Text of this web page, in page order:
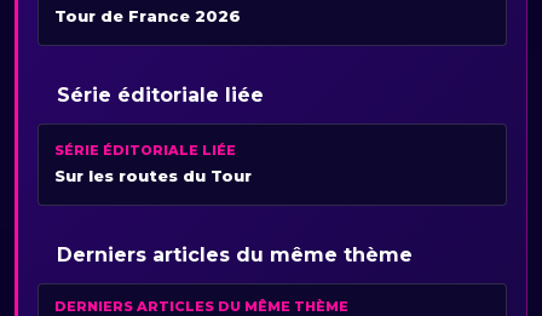
Tour de France 2026
Série éditoriale liée
SÉRIE ÉDITORIALE LIÉE
Sur les routes du Tour
Derniers articles du même thème
DERNIERS ARTICLES DU MÊME THÈME